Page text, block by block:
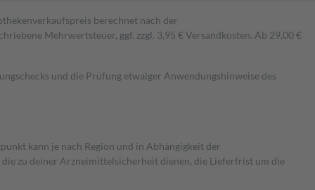
berechnet nach der
Mehrwertsteuer, ggf. zzgl. 3,95 € Versandkosten. Ab 29,00 €
und die Prüfung etwaiger Anwendungshinweise des
kann je nach Region und in Abhängigkeit der
zu deiner Arzneimittelsicherheit dienen, die Lieferfrist um die